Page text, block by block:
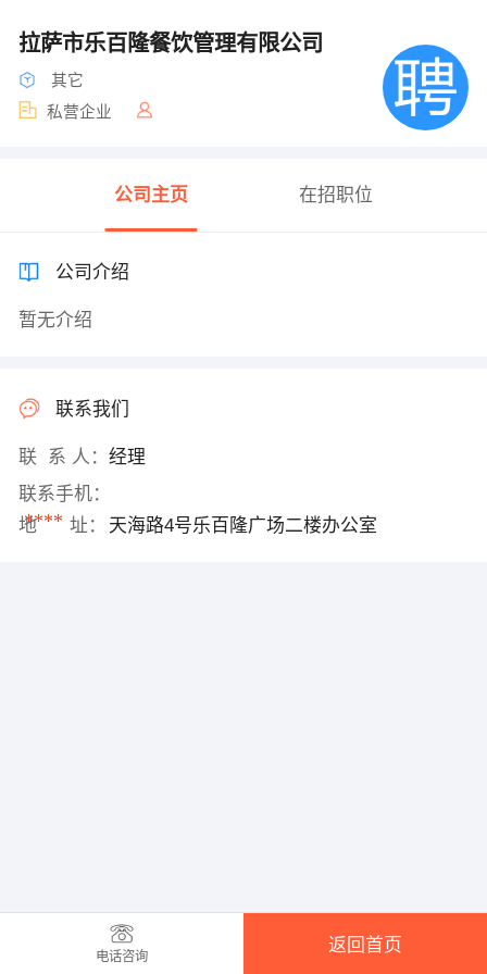
拉萨市乐百隆餐饮管理有限公司
其它
私营企业
公司主页 在招职位
公司介绍
暂无介绍
联系我们
联 系 人： 经理
联系手机：
****
地 址： 天海路4号乐百隆广场二楼办公室
电话咨询
返回首页